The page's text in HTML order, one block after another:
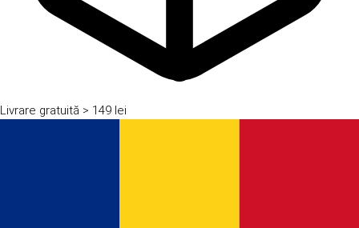
Livrare gratuită > 149 lei